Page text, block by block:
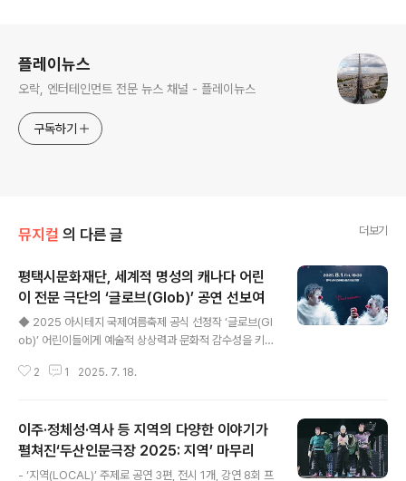
플레이뉴스
오락, 엔터테인먼트 전문 뉴스 채널 - 플레이뉴스
구독하기
뮤지컬 의 다른 글 더보기
평택시문화재단, 세계적 명성의 캐나다 어린
이 전문 극단의 ‘글로브(Glob)’ 공연 선보여
◆ 2025 아시테지 국제여름축제 공식 선정작 ‘글로브(Gl
ob)’ 어린이들에게 예술적 상상력과 문화적 감수성을 키워
우러진 해외 어린이 전문 극단의 수준 높은 공연◆ 세계적
공연 '글로브(Glob)'일 시 2025. 8. 1.(금) 19:30 (60분)
장 소평택 남부문화예술회관 대공연장관 람 료전석 1만원
관람연령 5세 이상 / 2021년 이전 출생자(2021년생 포
2 1 2025. 7. 18.
이주·정체성·역사 등 지역의 다양한 이야기가
펼쳐진‘두산인문극장 2025: 지역’ 마무리
- ‘지역(LOCAL)’ 주제로 공연 3편, 전시 1개, 강연 8회 프